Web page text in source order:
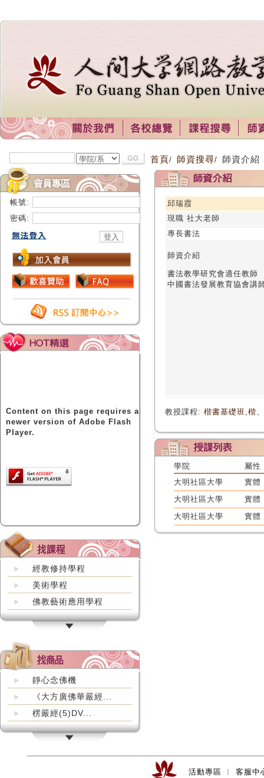
帳號:
密碼:
Content on this page requires a
newer version of Adobe Flash
Player.
經教修持學程
美術學程
佛教藝術應用學程
靜心念佛機
《大方廣佛華嚴經...
楞嚴經(5)DV...
首頁/ 師資搜尋/ 師資介紹
邱瑞霞
現職 社大老師
專長書法
師資介紹
書法教學研究會適任教師
中國書法發展教育協會講
教授課程: 楷書基礎班,楷
學院
屬性
大明社區大學
實體
大明社區大學
實體
大明社區大學
實體
活動專區 ︱ 客服中